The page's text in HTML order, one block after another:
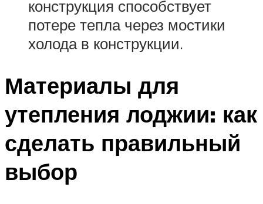
конструкция способствует
потере тепла через мостики
холода в конструкции.
Материалы для
утепления лоджии: как
сделать правильный
выбор